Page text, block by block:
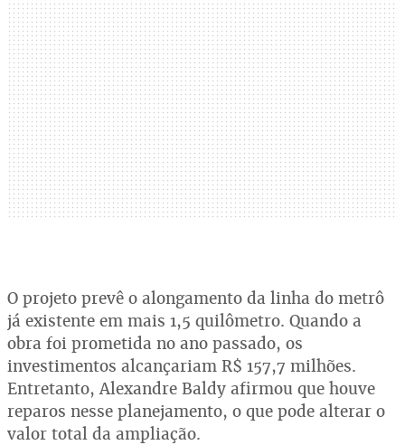
O projeto prevê o alongamento da linha do metrô
já existente em mais 1,5 quilômetro. Quando a
obra foi prometida no ano passado, os
investimentos alcançariam R$ 157,7 milhões.
Entretanto, Alexandre Baldy afirmou que houve
reparos nesse planejamento, o que pode alterar o
valor total da ampliação.